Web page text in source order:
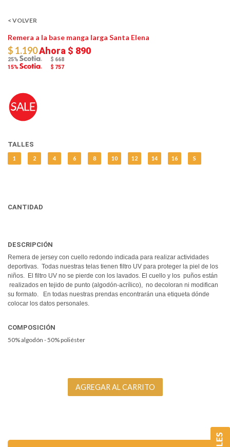
< VOLVER
Remera a la base manga larga Santa Elena
$ 1.190Ahora $ 890
25%
$ 668
15%
$ 757
TALLES
1 2 4 6 8 10 12 14 16 S
CANTIDAD
DESCRIPCIÓN
Remera de jersey con cuello redondo indicada para realizar actividades
deportivas. Todas nuestras telas tienen filtro UV para proteger la piel de los
niños. El filtro UV no se pierde con los lavados. El cuello y los puños están
realizados en tejido de punto (algodón-acrílico), no decoloran ni modifican
su formato. En todas nuestras prendas encontrarán una etiqueta dónde
colocar los datos personales.
COMPOSICIÓN
50% algodón - 50% poliéster